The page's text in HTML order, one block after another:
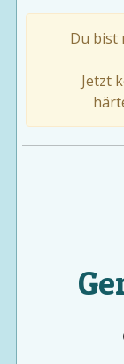
Du bist
Jetzt